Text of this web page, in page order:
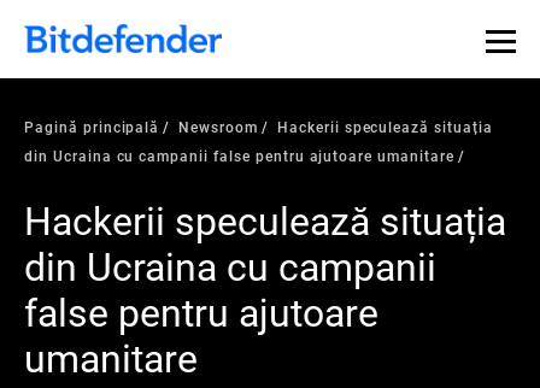
Pagină principală Newsroom
Hackerii speculează situația
din Ucraina cu campanii false pentru ajutoare umanitare
Hackerii speculează situația
din Ucraina cu campanii
false pentru ajutoare
umanitare